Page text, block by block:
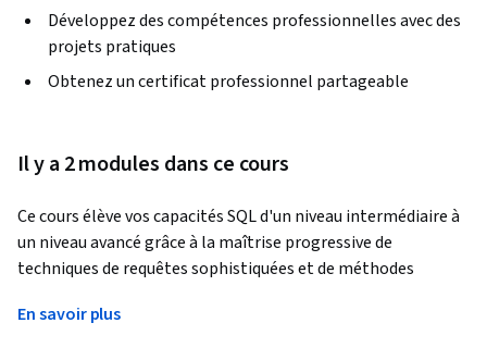
Développez des compétences professionnelles avec des
projets pratiques
Obtenez un certificat professionnel partageable
Il y a 2 modules dans ce cours
Ce cours élève vos capacités SQL d'un niveau intermédiaire à
un niveau avancé grâce à la maîtrise progressive de
techniques de requêtes sophistiquées et de méthodes
puissantes requêtes imbriquées et les expressions de tableau
En savoir plus